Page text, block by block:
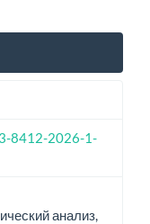
8412-2026-1-
анализ,